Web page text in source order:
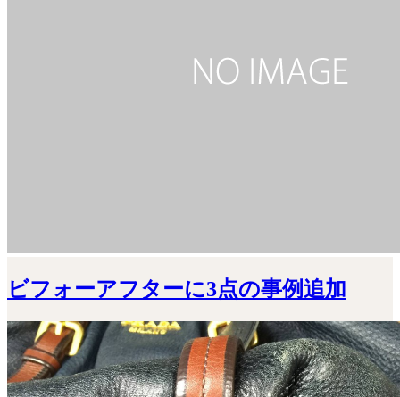
ビフォーアフターに3点の事例追加